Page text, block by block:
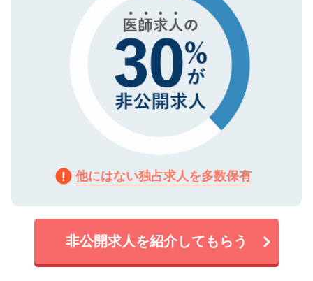
他にはない独占求人を多数保有
非公開求人を紹介してもらう